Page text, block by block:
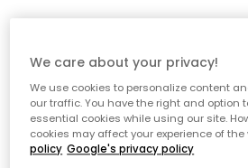
We care about your privacy!
We use cookies to personalize content
our traffic. You have the right and option
essential cookies while using our site.
cookies may affect your experience of the
policy Google's privacy policy